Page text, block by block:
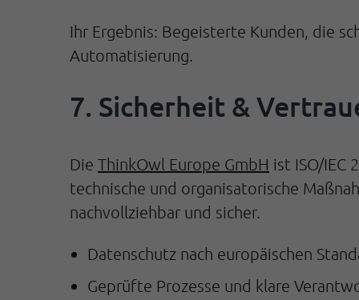
Ihr Ergebnis: Begeisterte Kunden, die
Automatisierung.
7. Sicherheit &
Die ThinkOwl Europe GmbH ist ISO/IEC
technische und organisatorische
nachvollziehbar und sicher.
Datenschutz nach europäischen
Geprüfte Prozesse und klare